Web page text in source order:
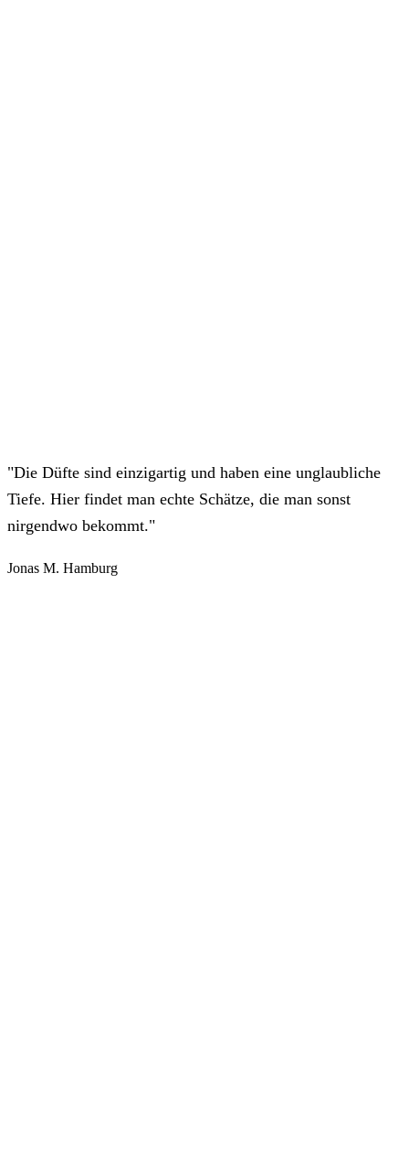
"Die Düfte sind einzigartig und haben eine unglaubliche
Tiefe. Hier findet man echte Schätze, die man sonst
nirgendwo bekommt."
Jonas M. Hamburg